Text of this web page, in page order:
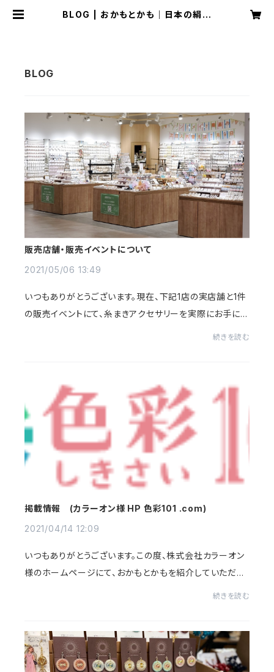
BLOG | おかもとかも｜日本の絹糸
販売店舗・販売イベントについて
2021/05/06 13:49
いつもありがとうございます。現在、下記1店の実店舗と1件
の販売イベントにて、糸まきアクセサリーを実際にお手に取
続きを読む
掲載情報 (カラーオン様 HP 色彩101 .com)
2021/04/14 12:09
いつもありがとうございます。この度、株式会社カラーオン
様のホームページにて、おかもとかもを紹介していただき
続きを読む